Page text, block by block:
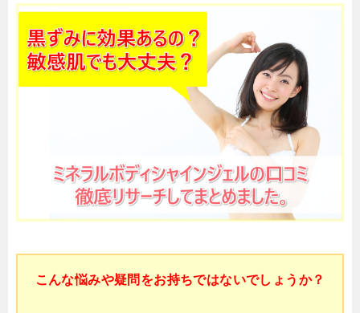
こんな悩みや疑問をお持ちではないでしょうか？